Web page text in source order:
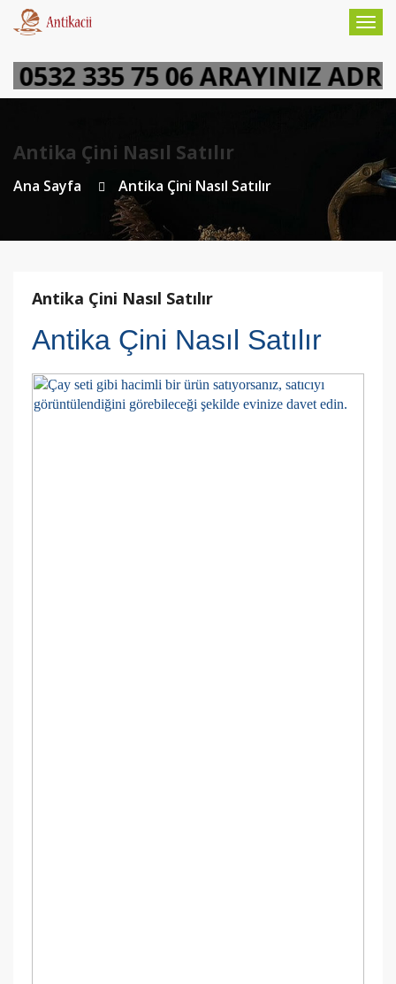
335 75 06 ARAYINIZ
Antika Çini Nasıl Satılır
Ana Sayfa Antika Çini Nasıl Satılır
Antika Çini Nasıl Satılır
Antika Çini Nasıl Satılır